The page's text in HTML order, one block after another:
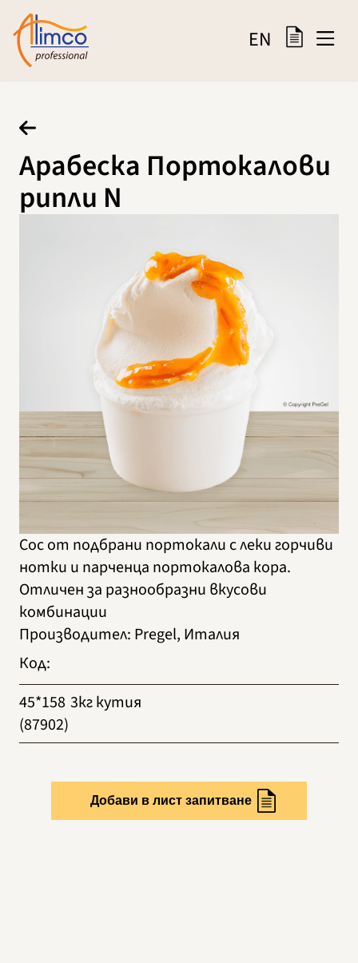
EN
Арабеска Портокалови
рипли N
Сос от подбрани портокали с леки горчиви
нотки и парченца портокалова кора.
Отличен за разнообразни вкусови
комбинации
Производител: Pregel, Италия
Код:
45*158
(87902)
3кг кутия
Добави в лист запитване